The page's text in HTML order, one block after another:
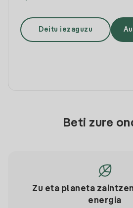
Deitu iezaguzu
Beti zure
Zu eta planeta
energia